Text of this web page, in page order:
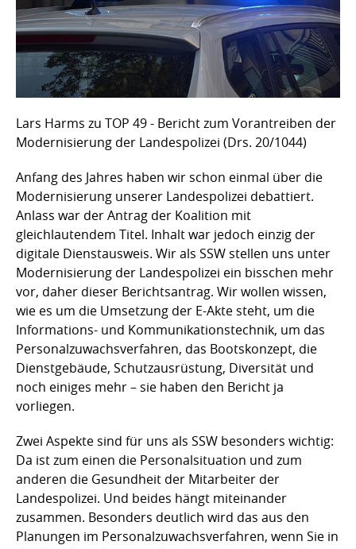
Lars Harms zu TOP 49 - Bericht zum Vorantreiben der
Modernisierung der Landespolizei (Drs. 20/1044)
Anfang des Jahres haben wir schon einmal über die
Modernisierung unserer Landespolizei debattiert.
Anlass war der Antrag der Koalition mit
gleichlautendem Titel. Inhalt war jedoch einzig der
digitale Dienstausweis. Wir als SSW stellen uns unter
Modernisierung der Landespolizei ein bisschen mehr
vor, daher dieser Berichtsantrag. Wir wollen wissen,
wie es um die Umsetzung der E-Akte steht, um die
Informations- und Kommunikationstechnik, um das
Personalzuwachsverfahren, das Bootskonzept, die
Dienstgebäude, Schutzausrüstung, Diversität und
noch einiges mehr – sie haben den Bericht ja
vorliegen.
Zwei Aspekte sind für uns als SSW besonders wichtig:
Da ist zum einen die Personalsituation und zum
anderen die Gesundheit der Mitarbeiter der
Landespolizei. Und beides hängt miteinander
zusammen. Besonders deutlich wird das aus den
Planungen im Personalzuwachsverfahren, wenn Sie in